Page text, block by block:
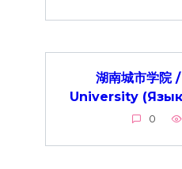
湖南城市学
University
0